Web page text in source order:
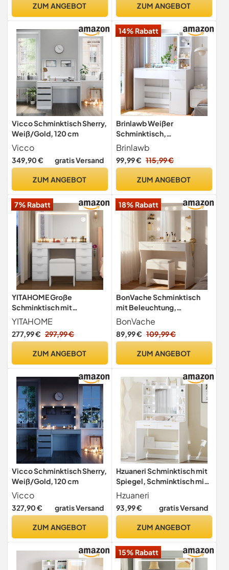
Modern Kosmetiktisch aus
ZUM ANGEBOT
Kosmetiktisch, Vanity
ZUM ANGEBOT
Vicco Schminktisch Sherry,
Weiß/Gold, 120 cm
Vicco
349,90 € gratis Versand
ZUM ANGEBOT
14% Rabatt
Brinlawb Weißer
Schminktisch,
Kosmetiktisch mit LED-
Beleuchtung & Spiegel - 3
Farbtemperaturen,
mit 3 Schubladen, 3
Make-up Tisch für
Schlafzimmer
Brinlawb
99,99 € 115,99 €
ZUM ANGEBOT
7% Rabatt
YITAHOME Große
Schminktisch mit
verstellbaren LED-
Beleuchtung und
Steckdosen,Schminktisch
11 Schubladen mit
YITAHOME
277,99 € 297,99 €
ZUM ANGEBOT
18% Rabatt
BonVache Schminktisch
mit Beleuchtung,
Farbtemperaturregulierung
, Frisiertisch mit Spiegel
und Steckdosen,
Offenen Ablagen und
Schubladen und Hocker
BonVache
89,99 € 109,99 €
ZUM ANGEBOT
Vicco Schminktisch Sherry,
Weiß/Gold, 120 cm
Vicco
327,90 € gratis Versand
ZUM ANGEBOT
Hzuaneri Schminktisch mit
Spiegel, Schminktisch mit
Ablageflächen und 2
Schubladen, für
Schlafzimmer,
Helligkeit, 40 x 80 x 149 cm,
Hzuaneri
93,99 € gratis Versand
ZUM ANGEBOT
15% Rabatt